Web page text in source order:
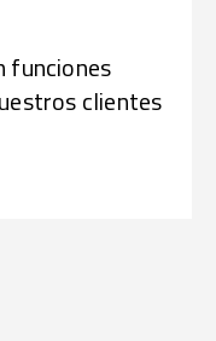
funciones
clientes